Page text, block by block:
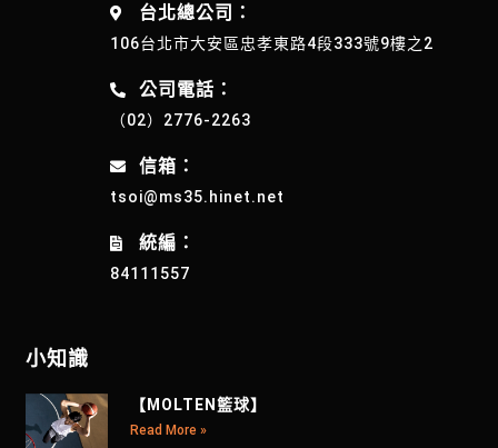
台北總公司：
106台北市大安區忠孝東路4段333號9樓之2
公司電話：
（02）2776-2263
信箱：
tsoi@ms35.hinet.net
統編：
84111557
小知識
【MOLTEN籃球】
Read More »